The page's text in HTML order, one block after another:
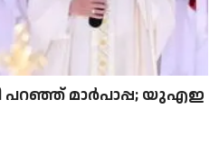
പറഞ്ഞ് മാർപാപ്പ; യുഎഇ